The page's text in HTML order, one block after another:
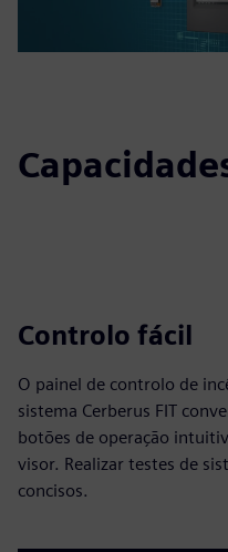
Controlo fácil
O painel de controlo de
sistema Cerberus FIT
botões de operação
visor. Realizar testes de
concisos.